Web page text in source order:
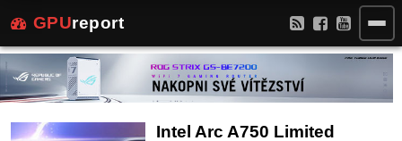
GPUreport
Intel Arc A750 Limited